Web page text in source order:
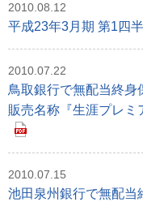
2010.08.12
平成23年3月期 第1四
2010.07.22
鳥取銀行で無配当終身
販売名称『生涯プレミ
2010.07.15
池田泉州銀行で無配当